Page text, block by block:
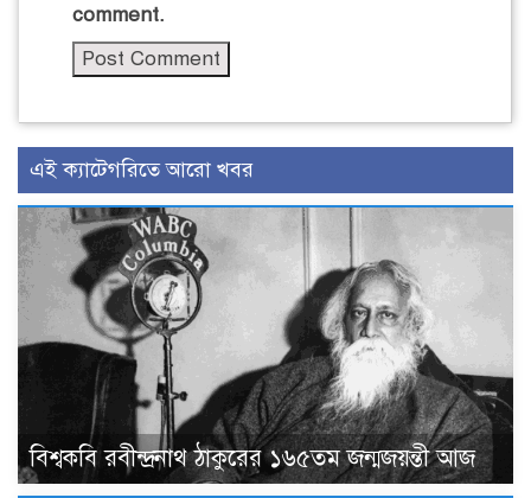
comment.
এই ক্যাটেগরিতে আরো খবর
বিশ্বকবি রবীন্দ্রনাথ ঠাকুরের ১৬৫তম জন্মজয়ন্তী আজ